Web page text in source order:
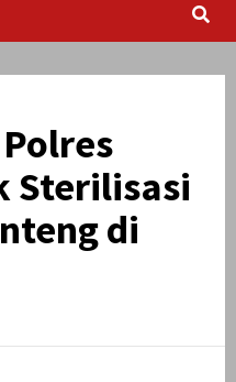
Sterilisasi
di